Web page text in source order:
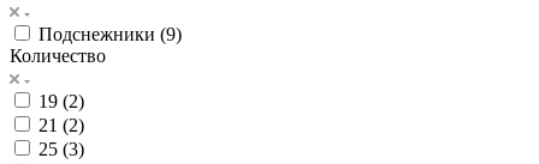
Подснежники (9)
Количество
19 (2)
21 (2)
25 (3)